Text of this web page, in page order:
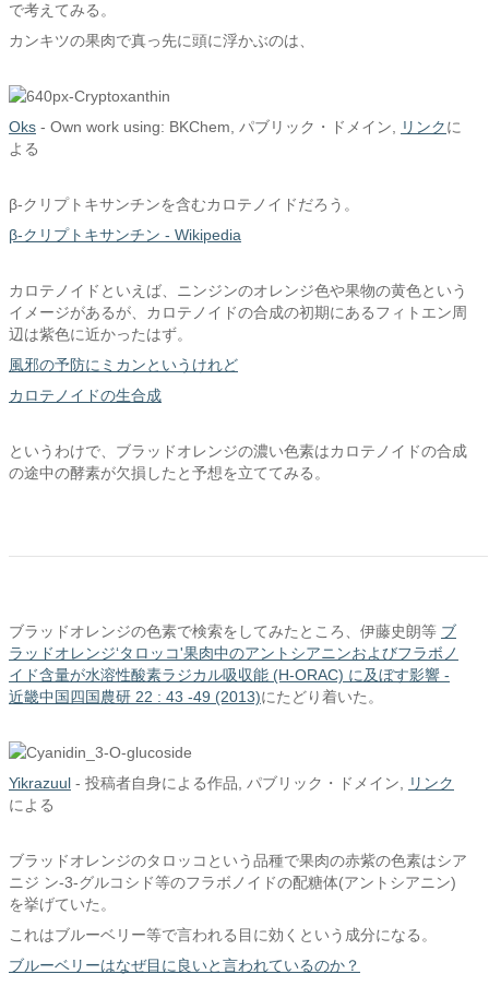
で考えてみる。
カンキツの果肉で真っ先に頭に浮かぶのは、
Oks - Own work using: BKChem, パブリック・ドメイン, リンクに
よる
β-クリプトキサンチンを含むカロテノイドだろう。
β-クリプトキサンチン - Wikipedia
カロテノイドといえば、ニンジンのオレンジ色や果物の黄色という
イメージがあるが、カロテノイドの合成の初期にあるフィトエン周
辺は紫色に近かったはず。
風邪の予防にミカンというけれど
カロテノイドの生合成
というわけで、ブラッドオレンジの濃い色素はカロテノイドの合成
の途中の酵素が欠損したと予想を立ててみる。
ブラッドオレンジの色素で検索をしてみたところ、伊藤史朗等 ブ
ラッドオレンジ‘タロッコ'果肉中のアントシアニンおよびフラボノ
イド含量が水溶性酸素ラジカル吸収能 (H-ORAC) に及ぼす影響 -
近畿中国四国農研 22 : 43 -49 (2013)にたどり着いた。
Yikrazuul - 投稿者自身による作品 , パブリック・ドメイン,
リンク
による
ブラッドオレンジのタロッコという品種で果肉の赤紫の色素はシア
ニジ ン-3-グルコシド等のフラボノイドの配糖体(アントシアニン)
を挙げていた。
これはブルーベリー等で言われる目に効くという成分になる。
ブルーベリーはなぜ目に良いと言われているのか？